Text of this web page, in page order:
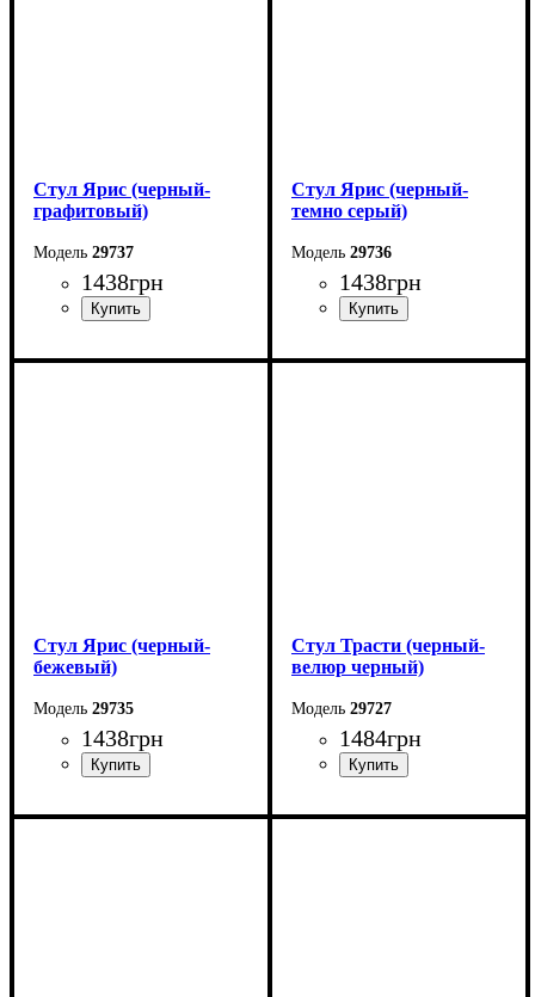
Стул Ярис (черный-
графитовый)
29737
1438грн
Ширина: 48 см
Стул Ярис (черный-
темно серый)
29736
1438грн
Ширина: 48 см
Стул Ярис (черный-
бежевый)
29735
1438грн
Ширина: 48 см
Стул Трасти (черный-
велюр черный)
29727
1484грн
Ширина: 47 см